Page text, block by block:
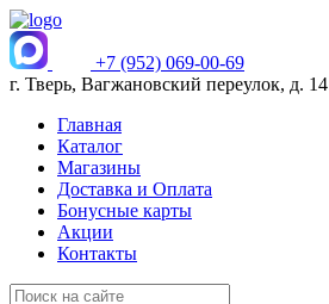
+7 (952) 069-00-69
г. Тверь, Вагжановский переулок, д. 14
Главная
Каталог
Магазины
Доставка и Оплата
Бонусные карты
Акции
Контакты